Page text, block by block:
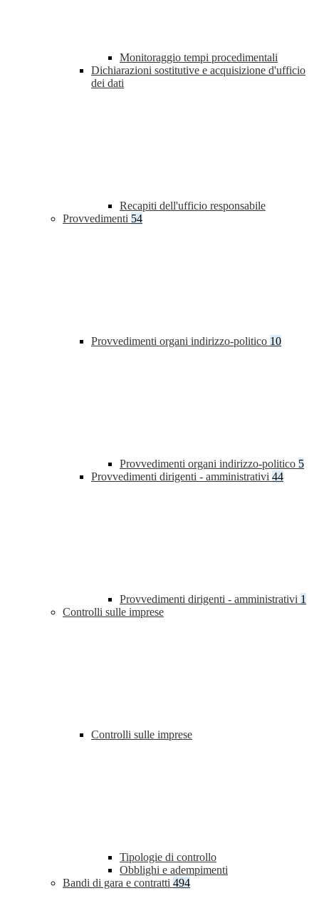
Monitoraggio tempi procedimentali
Dichiarazioni sostitutive e acquisizione d'ufficio
dei dati
Recapiti dell'ufficio responsabile
Provvedimenti 54
Provvedimenti organi indirizzo-politico 10
Provvedimenti organi indirizzo-politico 5
Provvedimenti dirigenti - amministrativi 44
Provvedimenti dirigenti - amministrativi 1
Controlli sulle imprese
Controlli sulle imprese
Tipologie di controllo
Obblighi e adempimenti
Bandi di gara e contratti 494